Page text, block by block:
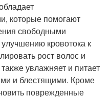
которые помогают
свободными
кровотока к
рост волос и
увлажняет и питает
и блестящими. Кроме
поврежденные